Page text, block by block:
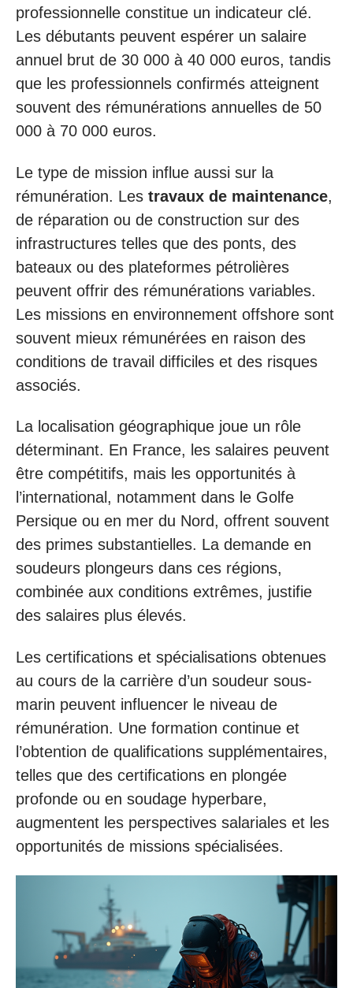
professionnelle constitue un indicateur clé.
Les débutants peuvent espérer un salaire
annuel brut de 30 000 à 40 000 euros, tandis
que les professionnels confirmés atteignent
souvent des rémunérations annuelles de 50
000 à 70 000 euros.
Le type de mission influe aussi sur la
rémunération. Les travaux de maintenance,
de réparation ou de construction sur des
infrastructures telles que des ponts, des
bateaux ou des plateformes pétrolières
peuvent offrir des rémunérations variables.
Les missions en environnement offshore sont
souvent mieux rémunérées en raison des
conditions de travail difficiles et des risques
associés.
La localisation géographique joue un rôle
déterminant. En France, les salaires peuvent
être compétitifs, mais les opportunités à
l’international, notamment dans le Golfe
Persique ou en mer du Nord, offrent souvent
des primes substantielles. La demande en
soudeurs plongeurs dans ces régions,
combinée aux conditions extrêmes, justifie
des salaires plus élevés.
Les certifications et spécialisations obtenues
au cours de la carrière d’un soudeur sous-
marin peuvent influencer le niveau de
rémunération. Une formation continue et
l’obtention de qualifications supplémentaires,
telles que des certifications en plongée
profonde ou en soudage hyperbare,
augmentent les perspectives salariales et les
opportunités de missions spécialisées.